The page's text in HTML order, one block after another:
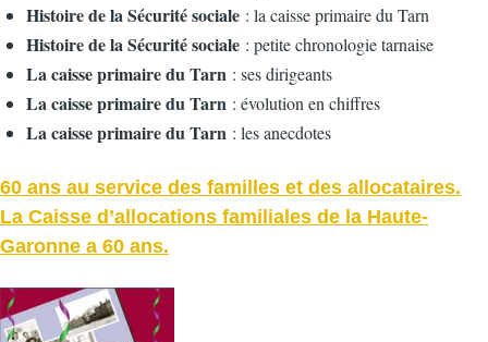
Histoire de la Sécurité sociale : la caisse primaire du Tarn
Histoire de la Sécurité sociale : petite chronologie tarnaise
La caisse primaire du Tarn : ses dirigeants
La caisse primaire du Tarn : évolution en chiffres
La caisse primaire du Tarn : les anecdotes
60 ans au service des familles et des allocataires.
La Caisse d’allocations familiales de la Haute-
Garonne a 60 ans.